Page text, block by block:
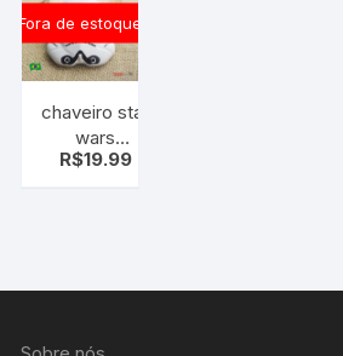
Fora de estoque
chaveiro star
wars
stormtrooper
R$19.99